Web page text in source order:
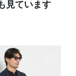
見ています